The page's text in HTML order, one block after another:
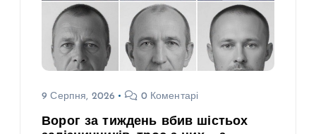
9 Серпня, 2026 0 Коментарі
Ворог за тиждень вбив шістьох